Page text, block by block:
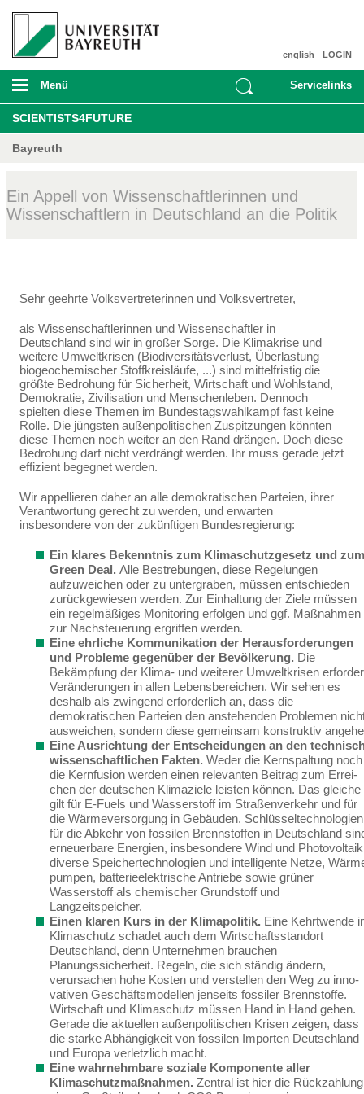
LOGIN
english
Menü Servicelinks
SCIENTISTS4FUTURE
Bayreuth
Ein Appell von Wissenschaftlerinnen und
Wissenschaftlern in Deutschland an die Politik
Sehr geehrte Volksvertreterinnen und Volksvertreter,
als Wissenschaftlerinnen und Wissenschaftler in
Deutschland sind wir in großer Sorge. Die Klima­krise und
weitere Umweltkrisen (Biodiversitätsverlust, Überlastung
biogeochemischer Stoffkreisläu­fe, ...) sind mittelfristig die
größte Bedrohung für Sicherheit, Wirtschaft und Wohlstand,
Demokratie, Zivilisation und Menschenleben. Dennoch
spielten diese Themen im Bundestagswahlkampf fast keine
Rolle. Die jüngsten außenpolitischen Zuspitzungen könnten
diese Themen noch weiter an den Rand drängen. Doch diese
Bedrohung darf nicht verdrängt werden. Ihr muss gerade jetzt
effi­zient begegnet werden.
Wir appellieren daher an alle demokratischen Parteien, ihrer
Verantwortung gerecht zu werden, und erwarten
insbesondere von der zukünftigen Bundesregierung:
Ein klares Bekenntnis zum Klimaschutzgesetz und zum
Green Deal. Alle Bestrebun­gen, diese Regelungen
aufzuweichen oder zu untergraben, müssen entschieden
zurückge­wiesen werden. Zur Einhaltung der Ziele müssen
ein regelmäßiges Monitoring erfolgen und ggf. Maßnahmen
zur Nachsteuerung ergriffen werden.
Eine ehrliche Kommunikation der Herausforderungen
und Probleme gegenüber der Bevölkerung. Die
Bekämpfung der Klima- und weiterer Umweltkrisen
Verände­rungen in allen Lebensbereichen. Wir sehen es
deshalb als zwingend erforderlich an, dass die
demokratischen Parteien den anstehenden Problemen
ausweichen, sondern diese gemeinsam konstruktiv
Eine Ausrichtung der Entscheidungen an den
wissenschaftlichen Fakten. Weder die Kernspaltung noch
die Kernfusion werden einen relevanten Beitrag zum Errei­
chen der deutschen Klimaziele leisten können. Das gleiche
gilt für E-Fuels und Wasserstoff im Straßenverkehr und für
die Wärmeversorgung in Gebäuden. Schlüsseltechnologien
für die Abkehr von fossilen Brennstoffen in Deutschland
erneuerbare Energien, insbeson­dere Wind und
diverse Speichertechnologien und intelligente Netze,
pumpen, batterieelektrische Antriebe sowie grüner
Wasserstoff als chemischer Grundstoff und
Langzeitspeicher.
Einen klaren Kurs in der Klimapolitik. Eine Kehrtwende
Klimaschutz schadet auch dem Wirtschaftsstandort
Deutschland, denn Unternehmen brauchen
Planungssicherheit. Regeln, die sich ständig ändern,
verursachen hohe Kosten und verstellen den Weg zu inno­
vativen Geschäftsmodellen jenseits fossiler Brennstoffe.
Wirtschaft und Klimaschutz müs­sen Hand in Hand gehen.
Gerade die aktuellen außenpolitischen Krisen zeigen, dass
die starke Abhängigkeit von fossilen Importen Deutschland
und Europa verletzlich macht.
Eine wahrnehmbare soziale Komponente aller
Klimaschutzmaßnahmen. Zentral ist hier die Rückzahlung